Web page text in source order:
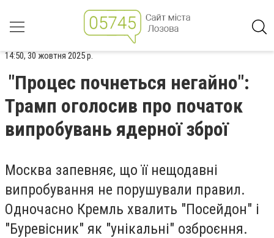
14:50, 30 жовтня 2025 р.
"Процес почнеться негайно":
Трамп оголосив про початок
випробувань ядерної зброї
Москва запевняє, що її нещодавні
випробування не порушували правил.
Одночасно Кремль хвалить "Посейдон" і
"Буревісник" як "унікальні" озброєння.